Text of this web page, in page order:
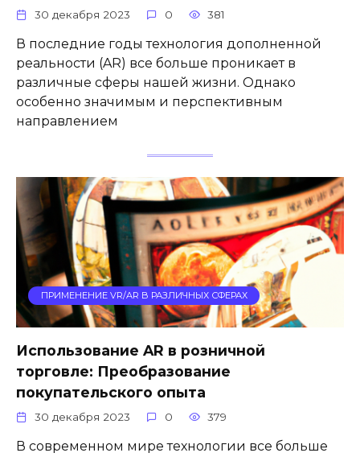
30 декабря 2023 0 381
В последние годы технология дополненной
реальности (AR) все больше проникает в
различные сферы нашей жизни. Однако
особенно значимым и перспективным
направлением
ПРИМЕНЕНИЕ VR/AR В РАЗЛИЧНЫХ СФЕРАХ
Использование AR в розничной
торговле: Преобразование
покупательского опыта
30 декабря 2023 0 379
В современном мире технологии все больше